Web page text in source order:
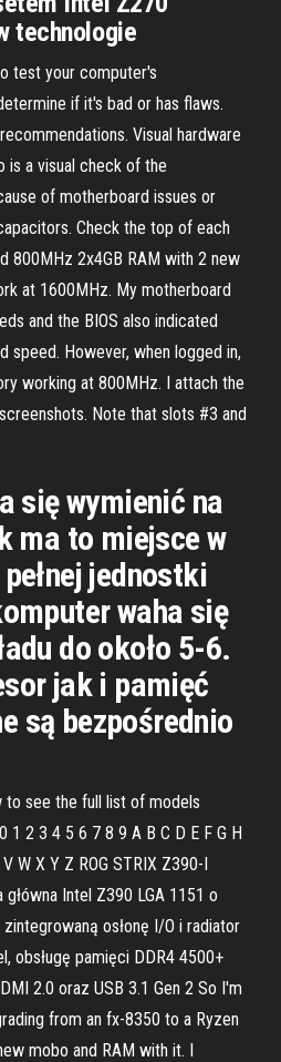
technologie
test your computer's
if it's bad or has flaws.
Visual hardware
is a visual check of the
of motherboard issues or
Check the top of each
800MHz 2x4GB RAM with 2 new
at 1600MHz. My motherboard
and the BIOS also indicated
speed. However, when logged in,
working at 800MHz. I attach the
Note that slots #3 and
się wymienić na
ma to miejsce w
jednostki
waha się
do około 5-6.
jak i pamięć
są bezpośrednio
to see the full list of models
2 3 4 5 6 7 8 9 A B C D E F G H
W X Y Z ROG STRIX Z390-I
główna Intel Z390 LGA 1151 o
osłonę I/O i radiator
obsługę pamięci DDR4 4500+
2.0 oraz USB 3.1 Gen 2 So I'm
from an fx-8350 to a Ryzen
mobo and RAM with it. I